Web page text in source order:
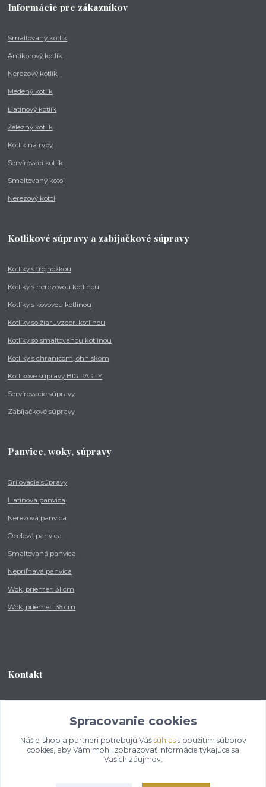
Informácie pre zákazníkov
Smaltovaný kotlík
Antikorový kotlík
Nerezový kotlík
Medený kotlík
Liatinový kotlík
Železný kotlík
Kotlík na ryby
Servírovací kotlík
Smaltovaný kotol
Nerezový kotol
Kotlíkové súpravy a zabíjačkové súpravy
Kotlíky s trojnožkou
Kotlíky s nerezovou kotlinou
Kotlíky s kovovou kotlinou
Kotlíky so žiaruvzdor. kotlinou
Kotlíky so smaltovanou kotlinou
Kotlíky s chráničom, ohniskom
Kotlíkové súpravy BIG PARTY
Servírovacie súpravy
Zabíjačkové súpravy
Panvice, woky, súpravy
Grilovacie súpravy
Liatinová panvica
Nerezová panvica
Oceľová panvica
Smaltovaná panvica
Nepriľnavá panvica
Wok, priemer: 31 cm
Wok, priemer: 36 cm
Kontakt
od 8:00 - do 16:00 hod
info@kotlikovesupravy.sk
Spracovanie cookies
Náš e-shop a partneri potrebujú Váš súhlass použitím súborov
cookies, aby Vám mohli zobrazovať informácie týkajúce sa
Vašich záujmov.